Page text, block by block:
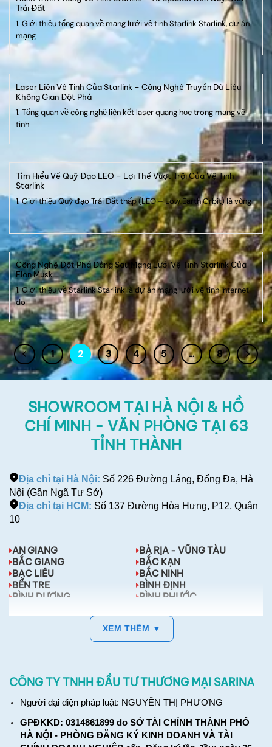
Trái Đất
1. Giới thiệu tổng quan về mạng lưới vệ tinh Starlink Starlink, dự án
mạng
Laser Liên Vệ Tinh Của Starlink – Công Nghệ Truyền Dữ Liệu
Không Gian Đột Phá
1. Tổng quan về công nghệ liên kết laser quang học trong mạng vệ
tinh
Tìm Hiểu Về Quỹ Đạo LEO – Lợi Thế Vượt Trội Của Vệ Tinh
Starlink
1. Giới thiệu Quỹ đạo Trái Đất thấp (LEO – Low Earth Orbit) là vùng
Công Nghệ Đột Phá Đằng Sau Mạng Lưới Vệ Tinh Starlink Của
Elon Musk
1. Giới thiệu về Starlink Starlink là dự án mạng lưới vệ tinh internet
do
1 2 3 4 5 … 8
SHOWROOM TẠI HÀ NỘI & HỒ
CHÍ MINH - VĂN PHÒNG TẠI 63
TỈNH THÀNH
Địa chỉ tại Hà Nội: Số 226 Đường Láng, Đống Đa, Hà
Nội (Gần Ngã Tư Sở)
Địa chỉ tại HCM: Số 137 Đường Hòa Hưng, P12, Quận
10
AN GIANG
BÀ RỊA - VŨNG TÀU
BẮC GIANG
BẮC KẠN
BẠC LIÊU
BẮC NINH
BẾN TRE
BÌNH ĐỊNH
BÌNH DƯƠNG
BÌNH PHƯỚC
XEM THÊM ▼
CÔNG TY TNHH ĐẦU TƯ THƯƠNG MẠI SARINA
Người đại diện pháp luật: NGUYỄN THỊ PHƯƠNG
GPĐKKD: 0314861899 do SỞ TÀI CHÍNH THÀNH PHỐ
HÀ NỘI - PHÒNG ĐĂNG KÝ KINH DOANH VÀ TÀI